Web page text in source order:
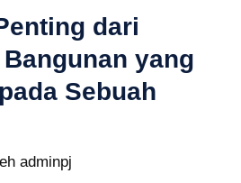
dari
yang
Sebuah
adminpj